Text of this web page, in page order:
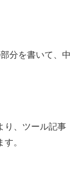
分を書いて、中
り、ツール記事
。